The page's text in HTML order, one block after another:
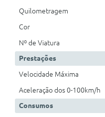
Quilometragem
Cor
Nº de Viatura
Prestações
Velocidade Máxima
Aceleração dos 0-100km/h
Consumos